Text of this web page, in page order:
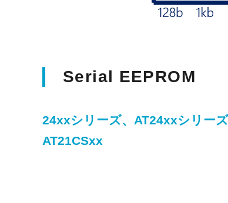
Serial EEPROM
24xxシリーズ、AT24xxシリー
AT21CSxx